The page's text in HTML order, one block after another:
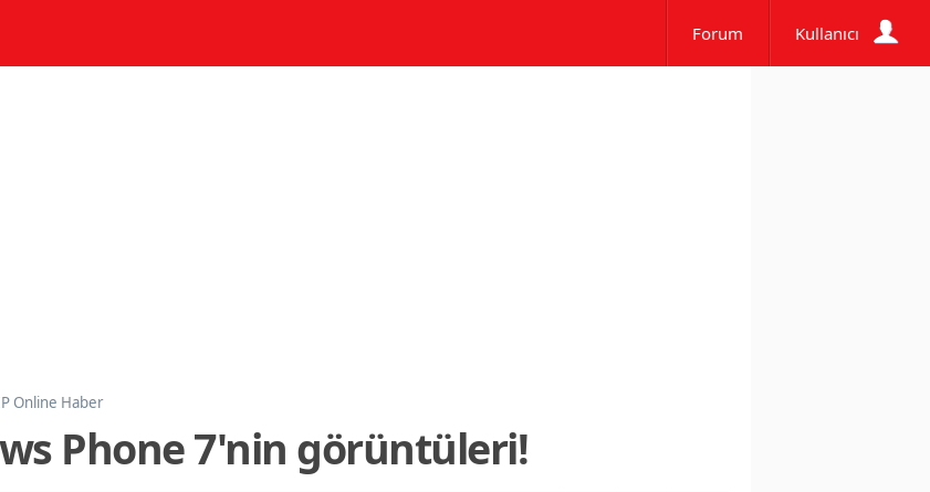
Forum Kullanıcı
Online Haber
Phone 7'nin görüntüleri!